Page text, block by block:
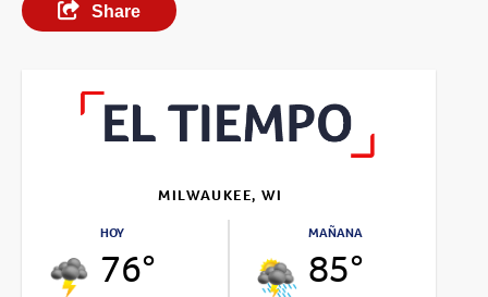
Share
MILWAUKEE, WI
HOY
76°
MAÑANA
85°